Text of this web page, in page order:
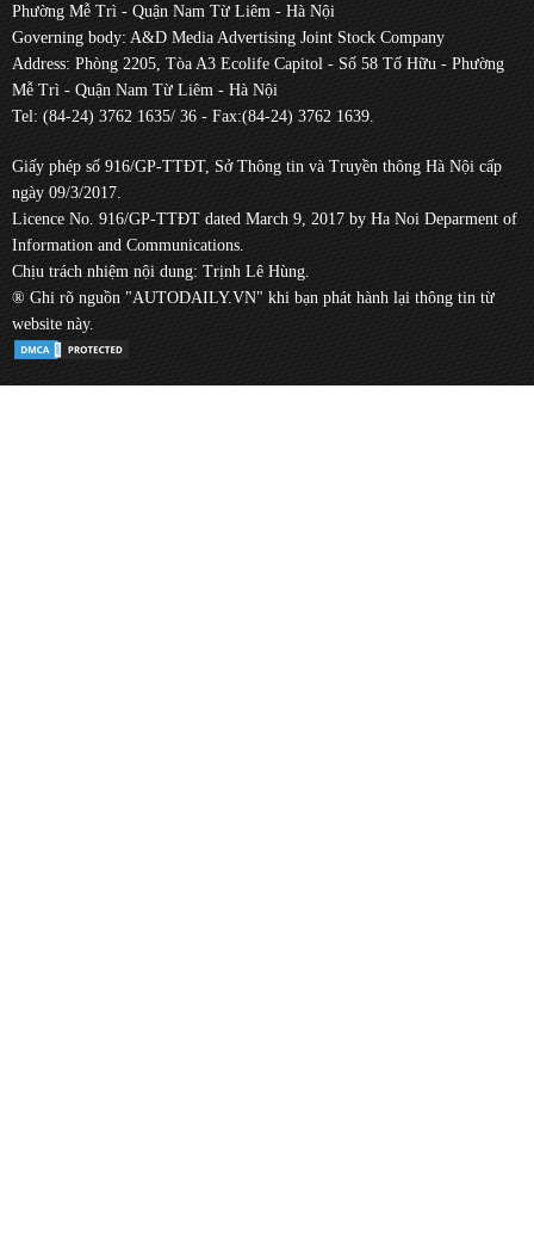
Phường Mễ Trì - Quận Nam Từ Liêm - Hà Nội
Governing body: A&D Media Advertising Joint Stock Company
Address: Phòng 2205, Tòa A3 Ecolife Capitol - Số 58 Tố Hữu - Phường
Mễ Trì - Quận Nam Từ Liêm - Hà Nội
Tel: (84-24) 3762 1635/ 36 - Fax:(84-24) 3762 1639.
Giấy phép số 916/GP-TTĐT, Sở Thông tin và Truyền thông Hà Nội cấp
ngày 09/3/2017.
Licence No. 916/GP-TTĐT dated March 9, 2017 by Ha Noi Deparment of
Information and Communications.
Chịu trách nhiệm nội dung: Trịnh Lê Hùng.
® Ghi rõ nguồn "AUTODAILY.VN" khi bạn phát hành lại thông tin từ
website này.